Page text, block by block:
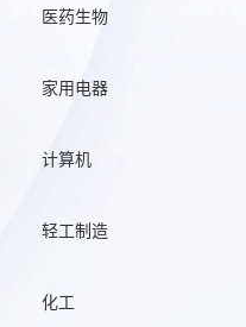
医药生物
家用电器
计算机
轻工制造
化工